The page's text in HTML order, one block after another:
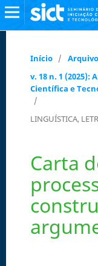
Início /
v. 18 n. 1 (2025):
Científica e
/
LINGUÍSTICA,
Carta